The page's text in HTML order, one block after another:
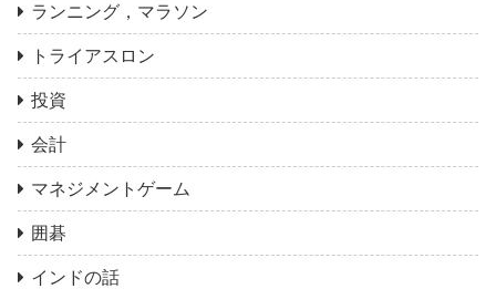
ランニング，マラソン
トライアスロン
投資
会計
マネジメントゲーム
囲碁
インドの話